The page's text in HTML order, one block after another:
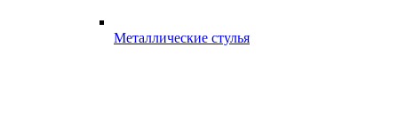
Металлические стулья